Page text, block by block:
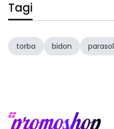
Tagi
torba bidon parasol